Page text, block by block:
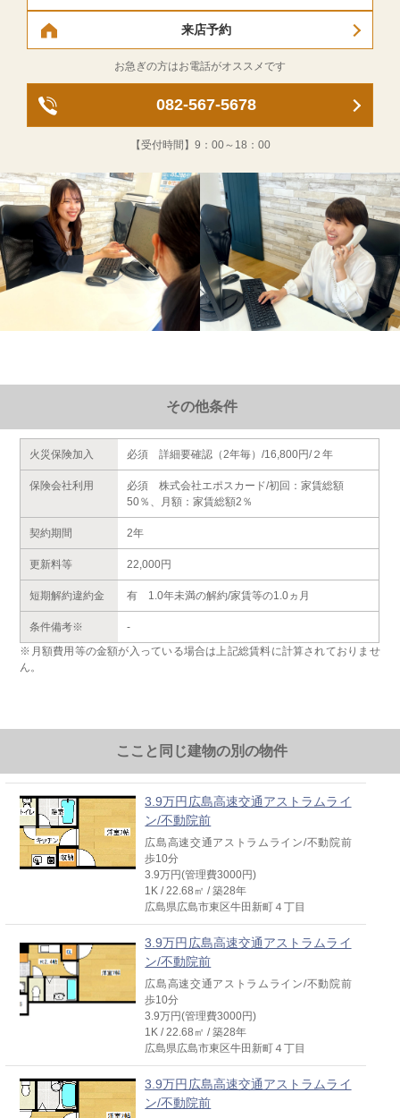
来店予約
お急ぎの方はお電話がオススメです
082-567-5678
【受付時間】 9：00～18：00
その他条件
火災保険加入 必須 詳細要確認（2年毎）/16,800円/２年
保険会社利用
必須 株式会社エポスカード/初回：家賃総額
50％、月額：家賃総額2％
契約期間 2年
更新料等 22,000円
短期解約違約金 有 1.0年未満の解約/家賃等の1.0ヵ月
条件備考※
-
※月額費用等の金額が入っている場合は上記総賃料に計算されておりませ
ん。
ここと同じ建物の別の物件
3.9万円広島高速交通アストラムライ
ン/不動院前
広島高速交通アストラムライン/不動院前
歩10分
3.9万円(管理費3000円)
1K / 22.68㎡ / 築28年
広島県広島市東区牛田新町４丁目
3.9万円広島高速交通アストラムライ
ン/不動院前
広島高速交通アストラムライン/不動院前
歩10分
3.9万円(管理費3000円)
1K / 22.68㎡ / 築28年
広島県広島市東区牛田新町４丁目
3.9万円広島高速交通アストラムライ
ン/不動院前